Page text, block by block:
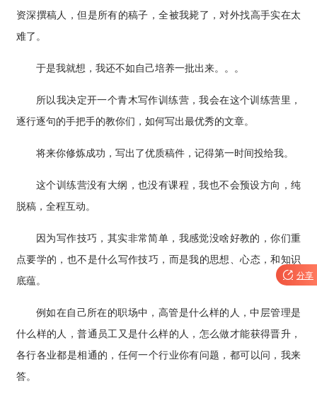
资深撰稿人，但是所有的稿子，全被我毙了，对外找高手实在太
难了。
于是我就想，我还不如自己培养一批出来。。。
所以我决定开一个青木写作训练营，我会在这个训练营里，
逐行逐句的手把手的教你们，如何写出最优秀的文章。
将来你修炼成功，写出了优质稿件，记得第一时间投给我。
这个训练营没有大纲，也没有课程，我也不会预设方向，纯
脱稿，全程互动。
因为写作技巧，其实非常简单，我感觉没啥好教的，你们重
点要学的，也不是什么写作技巧，而是我的思想、心态，和知识
底蕴。
例如在自己所在的职场中，高管是什么样的人，中层管理是
什么样的人，普通员工又是什么样的人，怎么做才能获得晋升，
各行各业都是相通的，任何一个行业你有问题，都可以问，我来
答。
 分享